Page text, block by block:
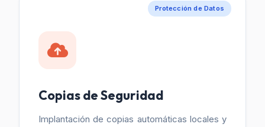
Protección de Datos
Copias de Seguridad
Implantación de copias automáticas locales y